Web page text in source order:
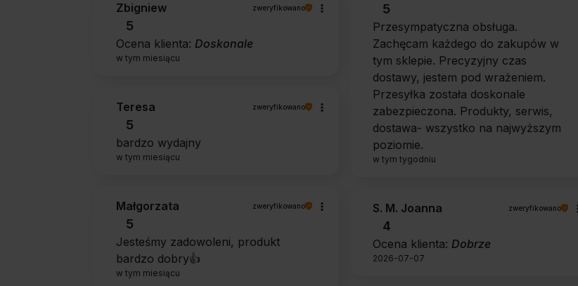
5
Przesympatyczna obsługa.
Zachęcam każdego do zakupów w
tym sklepie. Precyzyjny czas
dostawy, jestem pod wrażeniem.
Przesyłka została doskonale
zabezpieczona. Produkty, serwis,
dostawa- wszystko na najwyższym
poziomie.
w tym tygodniu
Zbigniew zweryfikowano
5
Ocena klienta: Doskonale
w tym miesiącu
Teresa zweryfikowano
5
bardzo wydajny
w tym miesiącu
Małgorzata zweryfikowano
5
Jesteśmy zadowoleni, produkt
bardzo dobry👍️
w tym miesiącu
S. M. Joanna zweryfikowano
4
Ocena klienta: Dobrze
2026-07-07